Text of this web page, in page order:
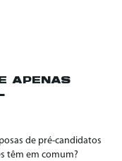
APENAS
de pré-candidatos
têm em comum?